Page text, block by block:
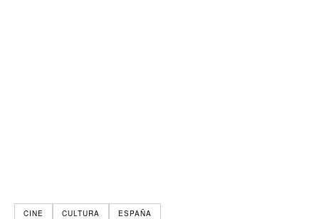
CINE CULTURA ESPAÑA